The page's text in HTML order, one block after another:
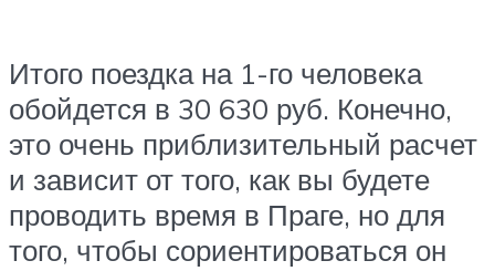
Итого поездка на 1-го человека
обойдется в 30 630 руб. Конечно,
это очень приблизительный расчет
и зависит от того, как вы будете
проводить время в Праге, но для
того, чтобы сориентироваться он